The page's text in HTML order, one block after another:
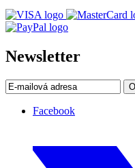
Newsletter
Facebook